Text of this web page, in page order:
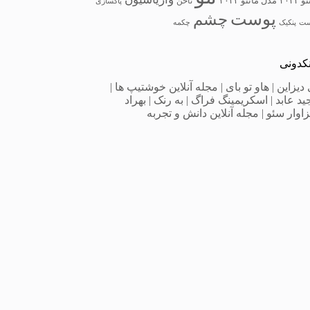
پنکیک پوست چشم چکمه
دیزاین |هاو تو بای | مجله آنلاین خوشتیپ ها |
عابد | اسکریمینگ فراگ | به‌ رنک | بهراد
سئو | مجله آنلاین دانش و تجربه